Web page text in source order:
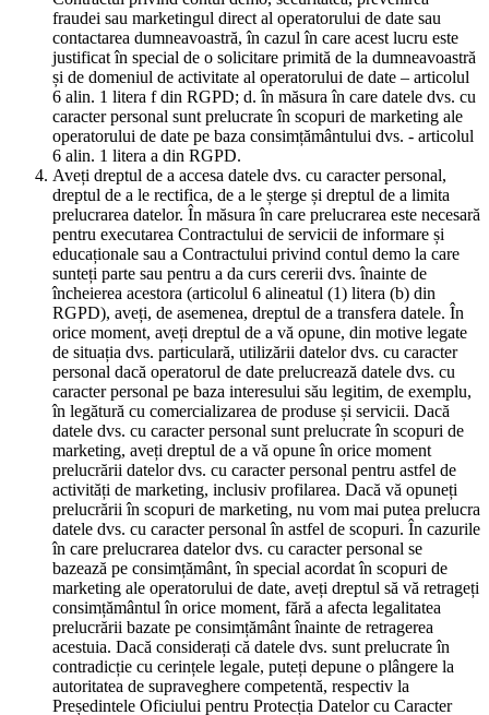
fraudei sau marketingul direct al operatorului de date sau
contactarea dumneavoastră, în cazul în care acest lucru este
justificat în special de o solicitare primită de la dumneavoastră
și de domeniul de activitate al operatorului de date – articolul
6 alin. 1 litera f din RGPD; d. în măsura în care datele dvs. cu
caracter personal sunt prelucrate în scopuri de marketing ale
operatorului de date pe baza consimțământului dvs. - articolul
6 alin. 1 litera a din RGPD.
Aveți dreptul de a accesa datele dvs. cu caracter personal,
dreptul de a le rectifica, de a le șterge și dreptul de a limita
prelucrarea datelor. În măsura în care prelucrarea este necesară
pentru executarea Contractului de servicii de informare și
educaționale sau a Contractului privind contul demo la care
sunteți parte sau pentru a da curs cererii dvs. înainte de
încheierea acestora (articolul 6 alineatul (1) litera (b) din
RGPD), aveți, de asemenea, dreptul de a transfera datele. În
orice moment, aveți dreptul de a vă opune, din motive legate
de situația dvs. particulară, utilizării datelor dvs. cu caracter
personal dacă operatorul de date prelucrează datele dvs. cu
caracter personal pe baza interesului său legitim, de exemplu,
în legătură cu comercializarea de produse și servicii. Dacă
datele dvs. cu caracter personal sunt prelucrate în scopuri de
marketing, aveți dreptul de a vă opune în orice moment
prelucrării datelor dvs. cu caracter personal pentru astfel de
activități de marketing, inclusiv profilarea. Dacă vă opuneți
prelucrării în scopuri de marketing, nu vom mai putea prelucra
datele dvs. cu caracter personal în astfel de scopuri. În cazurile
în care prelucrarea datelor dvs. cu caracter personal se
bazează pe consimțământ, în special acordat în scopuri de
marketing ale operatorului de date, aveți dreptul să vă retrageți
consimțământul în orice moment, fără a afecta legalitatea
prelucrării bazate pe consimțământ înainte de retragerea
acestuia. Dacă considerați că datele dvs. sunt prelucrate în
contradicție cu cerințele legale, puteți depune o plângere la
autoritatea de supraveghere competentă, respectiv la
Președintele Oficiului pentru Protecția Datelor cu Caracter